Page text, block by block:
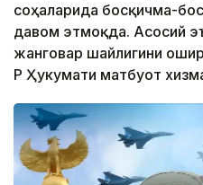
соҳаларида босқичма-
давом этмоқда. Асосий
жанговар шайлигини
ҚР Ҳукумати матбуот